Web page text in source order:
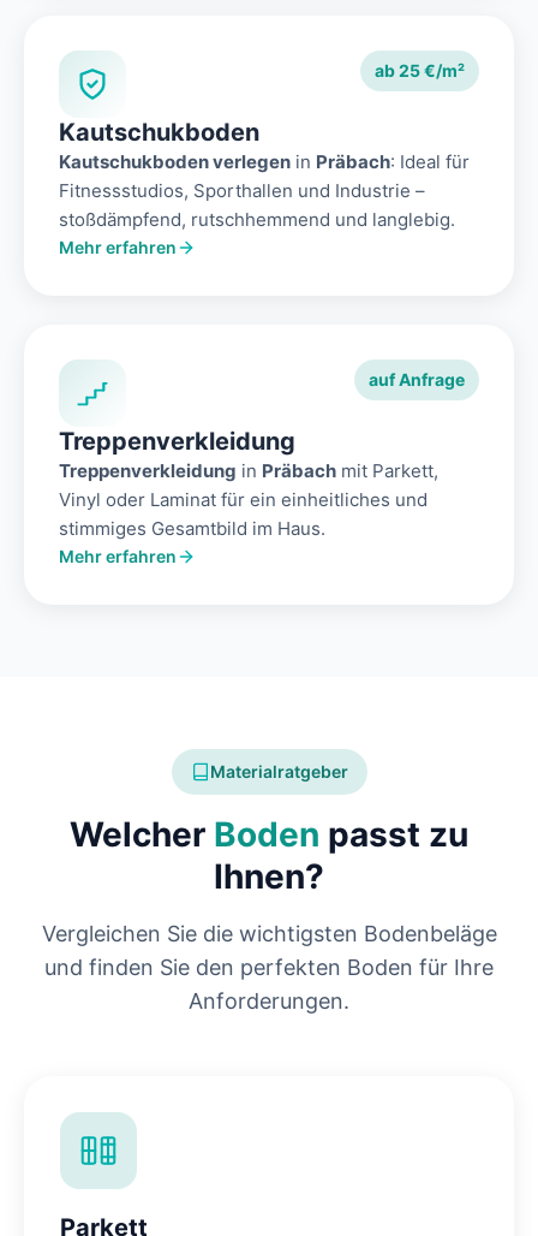
ab 25 €/m²
Kautschukboden
Kautschukboden verlegen in Präbach: Ideal für
Fitnessstudios, Sporthallen und Industrie –
stoßdämpfend, rutschhemmend und langlebig.
Mehr erfahren
auf Anfrage
Treppenverkleidung
Treppenverkleidung in Präbach mit Parkett,
Vinyl oder Laminat für ein einheitliches und
stimmiges Gesamtbild im Haus.
Mehr erfahren
Materialratgeber
Welcher Boden passt zu
Ihnen?
Vergleichen Sie die wichtigsten Bodenbeläge
und finden Sie den perfekten Boden für Ihre
Anforderungen.
Parkett